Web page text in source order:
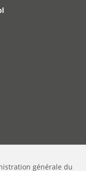
générale du